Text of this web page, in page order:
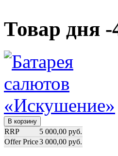
Товар дня
RRP
5 000,00 руб.
Offer Price3 000,00 руб.